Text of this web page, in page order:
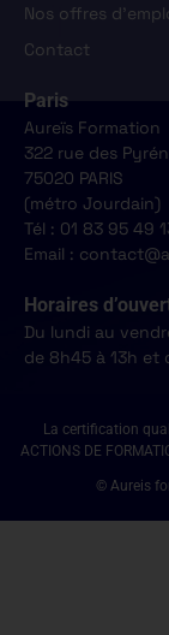
Nos offres
Contact
Paris
Aureïs Formation
322 rue des
75020 PARIS
(métro Jourdain)
Tél : 01 83 95 49
Email :
Horaires
Du lundi au
de 8h45 à 13h et
La certification
ACTIONS DE
© Aureis